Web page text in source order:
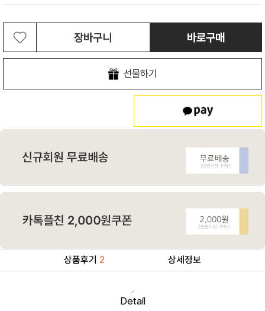
장바구니 바로구매
선물하기
상품후기 2 상세정보
Detail